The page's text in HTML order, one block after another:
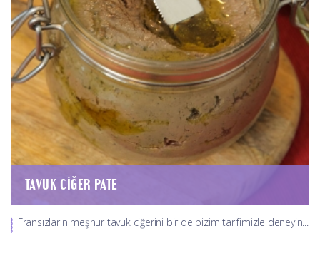
TAVUK CIĞER PATE
Fransızların meşhur tavuk ciğerini bir de bizim tarifimizle deneyin...